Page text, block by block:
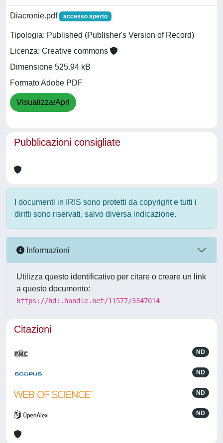
Diacronie.pdf accesso aperto
Tipologia: Published (Publisher's Version of Record)
Licenza: Creative commons
Dimensione 525.94 kB
Formato Adobe PDF
Visualizza/Apri
Pubblicazioni consigliate
I documenti in IRIS sono protetti da copyright e tutti i
diritti sono riservati, salvo diversa indicazione.
Informazioni
Utilizza questo identificativo per citare o creare un link
a questo documento:
https://hdl.handle.net/11577/3347014
Citazioni
ND
ND
ND
ND